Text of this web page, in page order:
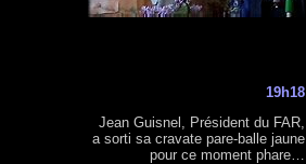
19h18
Jean Guisnel, Président du FAR,
a sorti sa cravate pare-balle jaune
pour ce moment phare…